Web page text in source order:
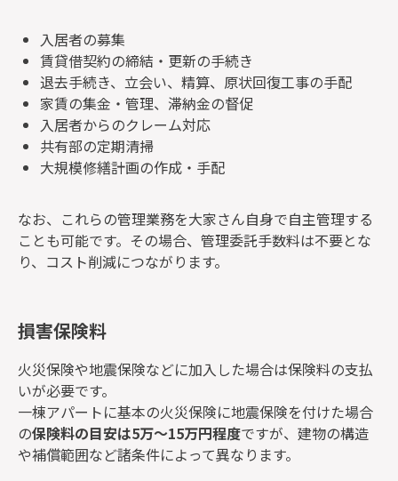
入居者の募集
賃貸借契約の締結・更新の手続き
退去手続き、立会い、精算、原状回復工事の手配
家賃の集金・管理、滞納金の督促
入居者からのクレーム対応
共有部の定期清掃
大規模修繕計画の作成・手配
なお、これらの管理業務を大家さん自身で自主管理する
ことも可能です。その場合、管理委託手数料は不要とな
り、コスト削減につながります。
損害保険料
火災保険や地震保険などに加入した場合は保険料の支払
いが必要です。
一棟アパートに基本の火災保険に地震保険を付けた場合
の保険料の目安は5万〜15万円程度ですが、建物の構造
や補償範囲など諸条件によって異なります。